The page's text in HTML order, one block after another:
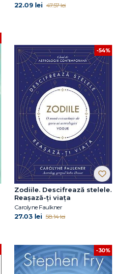
22.09 lei 47.57 lei
-54%
Zodiile. Descifrează stelele.
Reașază-ți viața
Carolyne Faulkner
27.03 lei 58.14 lei
-30%